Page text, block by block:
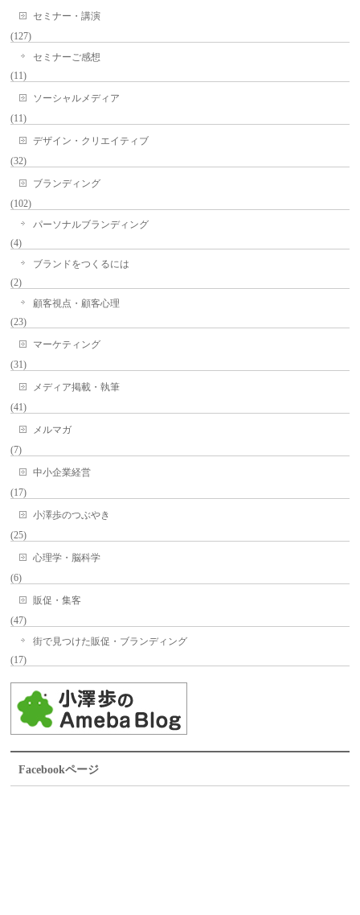
セミナー・講演
(127)
セミナーご感想
(11)
ソーシャルメディア
(11)
デザイン・クリエイティブ
(32)
ブランディング
(102)
パーソナルブランディング
(4)
ブランドをつくるには
(2)
顧客視点・顧客心理
(23)
マーケティング
(31)
メディア掲載・執筆
(41)
メルマガ
(7)
中小企業経営
(17)
小澤歩のつぶやき
(25)
心理学・脳科学
(6)
販促・集客
(47)
街で見つけた販促・ブランディング
(17)
Facebookページ